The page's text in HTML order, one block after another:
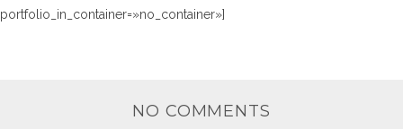
portfolio_in_container=»no_container»]
NO COMMENTS